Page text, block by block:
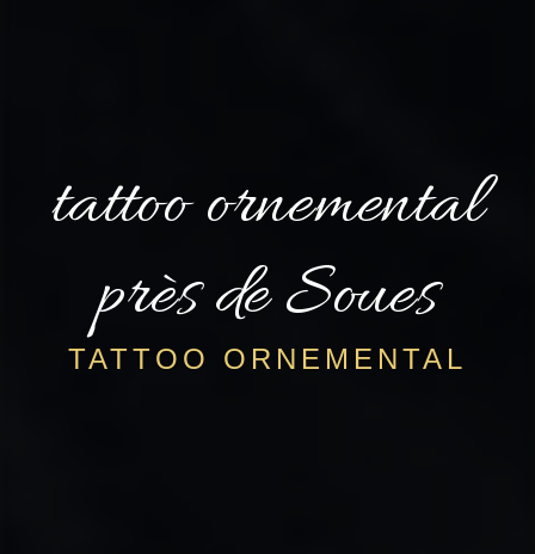
tattoo ornemental
près de Soues
TATTOO ORNEMENTAL